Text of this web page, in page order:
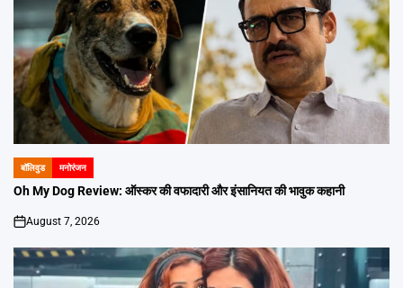
POSTED
IN
बॉलिवुड मनोरंजन
Oh My Dog Review: ऑस्कर की वफादारी और इंसानियत की भावुक कहानी
on
August 7, 2026